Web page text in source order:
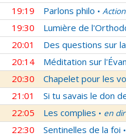
19:19 Parlons philo •
19:30 Lumière de
20:01 Des questions sur
20:14 Méditation sur
20:30 Chapelet pour les
21:01 Si tu savais le don
22:05 Les complies • en
22:30 Sentinelles de la foi •